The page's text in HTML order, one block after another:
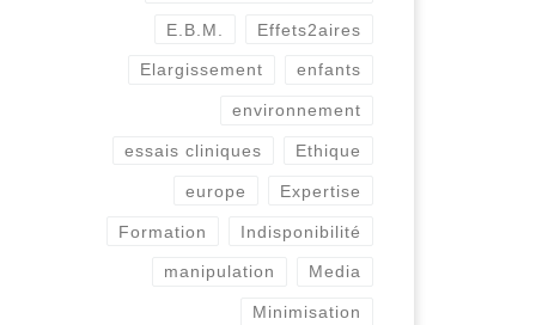
E.B.M. Effets2aires
Elargissement enfants
environnement
essais cliniques Ethique
europe Expertise
Formation Indisponibilité
manipulation Media
Minimisation